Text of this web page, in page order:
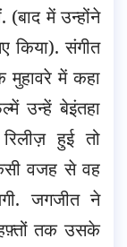
(बाद में उन्होंने
किया). संगीत
मुहावरे में कहा
उन्हें बेइंतहा
हुई तो
वजह से वह
जगजीत ने
तक उसके